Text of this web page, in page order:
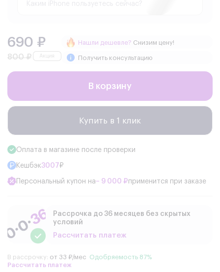
690 ₽
800 ₽
Нашли дешевле? Снизим цену!
Получить консультацию
В корзину
Купить в 1 клик
Оплата в магазине после проверки
Кешбэк3007₽
Персональный купон на− 9 000 ₽применится при заказе
Рассрочка до 36 месяцев без скрытых
условий
Рассчитать платеж
В рассрочку: от 33 ₽/мес Одобряемость 87%
Рассчитать платеж